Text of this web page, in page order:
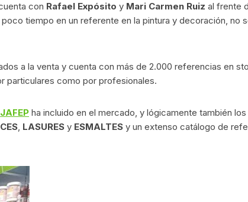
con Rafael Expósito y Mari Carmen Ruiz al frente
tiempo en un referente en la pintura y decoración, no
a la venta y cuenta con más de 2.000 referencias en
particulares como por profesionales.
JAFEP ha incluido en el mercado, y lógicamente también
, LASURES y ESMALTES y un extenso catálogo de